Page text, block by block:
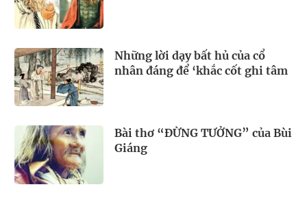
Những lời dạy bất hủ của cổ
nhân đáng để ‘khắc cốt ghi tâm
Bài thơ “ĐỪNG TƯỞNG” của Bùi
Giáng